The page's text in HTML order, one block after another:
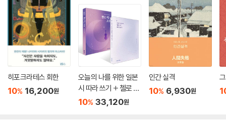
훈계한 것이라고 했다.
“헤어지겠습니다.”라는 첫 문장이 우선 시선을 끈다. 그런데 화자는 작가
가 아니다. 다자이가 들려주는 여성 고백체를 음미해 볼 만하다.
「만원」
1938년 발표. 「만원」은 자살 기도와 집필 중단 등 힘겨운 터널 같은 시간을
지나 다시 창작에 전념하던 무렵 발표한 소설이다. 마침내 길었던 금지령
이 해제되고, 그 기쁨은 빙글빙글 돌아가는 여자의 파라솔 위에 가득하다.
의사가 명했던 금기에서 해방되어 자유를 찾은 모습에서 미래에 대한 희망
히포크라테스 회한
10% 16,200원
오늘의 나를 위한 일본
시 따라 쓰기 + 첼로 켜
는 고슈 세트
10% 33,120원
인간 실격
10% 6,930원